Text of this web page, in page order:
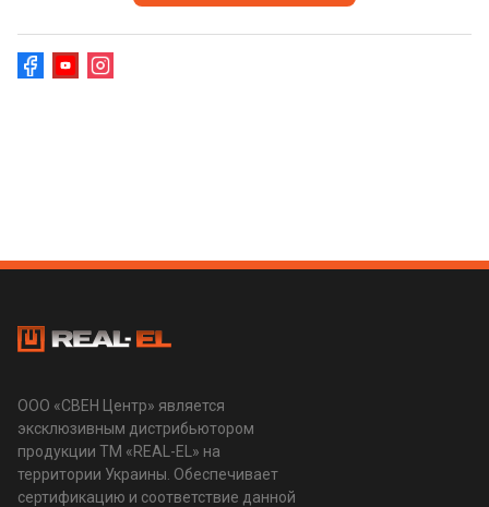
ООО «СВЕН Центр» является
эксклюзивным дистрибьютором
продукции ТМ «REAL-EL» на
территории Украины. Обеспечивает
сертификацию и соответствие данной